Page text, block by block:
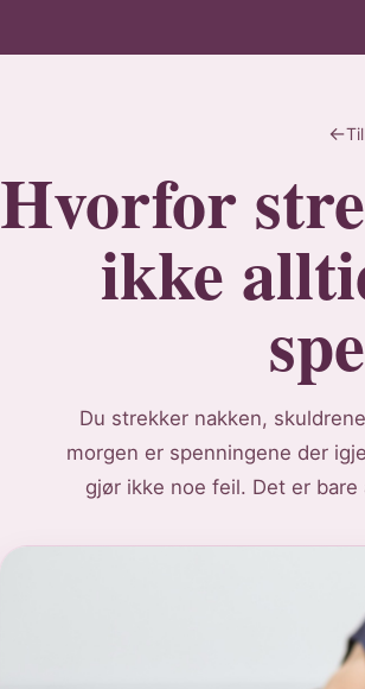
Hvorfor
ikke
Du strekker nakken,
morgen er spenningene der
gjør ikke noe feil. Det er